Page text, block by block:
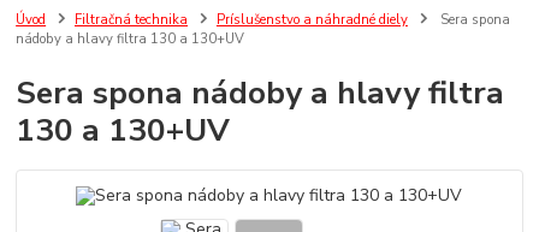
Úvod Filtračná technika Príslušenstvo a náhradné diely
Sera spona
nádoby a hlavy filtra 130 a 130+UV
Sera spona nádoby a hlavy filtra
130 a 130+UV